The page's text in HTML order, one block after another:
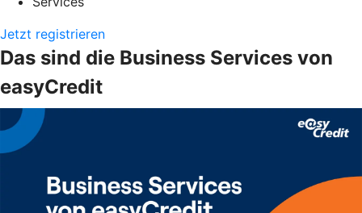
Jetzt registrieren
Das sind die Business Services von
easyCredit